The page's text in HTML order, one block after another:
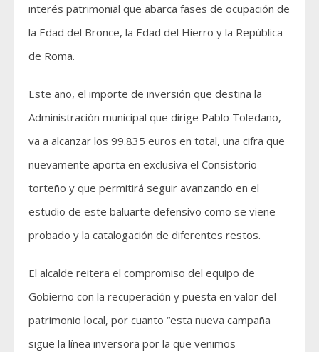
interés patrimonial que abarca fases de ocupación de
la Edad del Bronce, la Edad del Hierro y la República
de Roma.
Este año, el importe de inversión que destina la
Administración municipal que dirige Pablo Toledano,
va a alcanzar los 99.835 euros en total, una cifra que
nuevamente aporta en exclusiva el Consistorio
torteño y que permitirá seguir avanzando en el
estudio de este baluarte defensivo como se viene
probado y la catalogación de diferentes restos.
El alcalde reitera el compromiso del equipo de
Gobierno con la recuperación y puesta en valor del
patrimonio local, por cuanto “esta nueva campaña
sigue la línea inversora por la que venimos